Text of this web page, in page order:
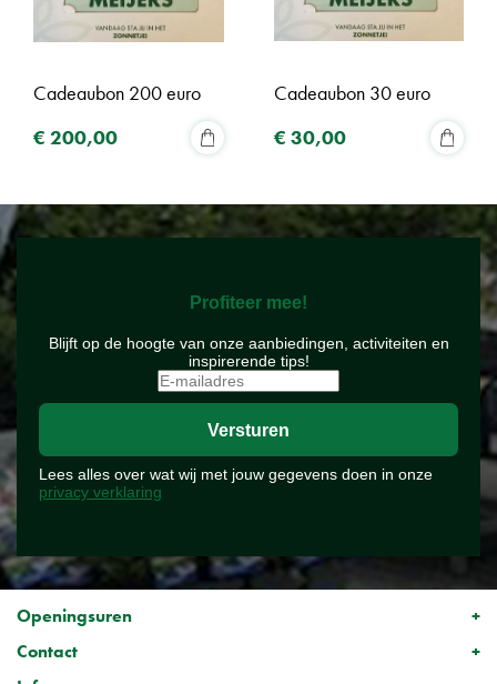
Cadeaubon 200 euro
€ 200,00
Cadeaubon 30 euro
€ 30,00
Profiteer mee!
Blijft op de hoogte van onze aanbiedingen, activiteiten en
inspirerende tips!
Lees alles over wat wij met jouw gegevens doen in onze
privacy verklaring
Openingsuren
Contact